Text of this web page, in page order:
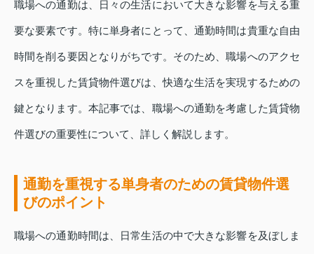
職場への通勤は、日々の生活において大きな影響を与える重
要な要素です。特に単身者にとって、通勤時間は貴重な自由
時間を削る要因となりがちです。そのため、職場へのアクセ
スを重視した賃貸物件選びは、快適な生活を実現するための
鍵となります。本記事では、職場への通勤を考慮した賃貸物
件選びの重要性について、詳しく解説します。
通勤を重視する単身者のための賃貸物件選
びのポイント
職場への通勤時間は、日常生活の中で大きな影響を及ぼしま